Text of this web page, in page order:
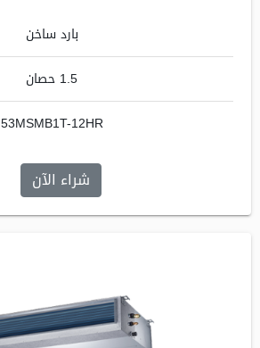
بارد ساخن
1.5 حصان
53MSMB1T-12HR
شراء الآن